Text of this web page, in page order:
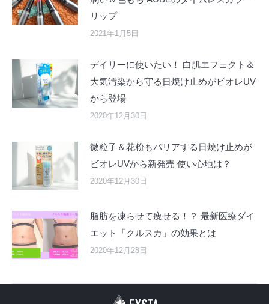
リップ
2021年1月5日
デイリーに使いたい！ 白肌エフェクト＆
大気汚染から守る日焼け止めがビオレUV
から登場
2020年12月30日
微粒子＆花粉もバリアする日焼け止めが
ビオレUVから新発売 使い心地は？
2020年12月30日
脂肪を凍らせて痩せる！？ 最新医療ダイ
エット「クルスカ」の効果とは
2020年12月28日